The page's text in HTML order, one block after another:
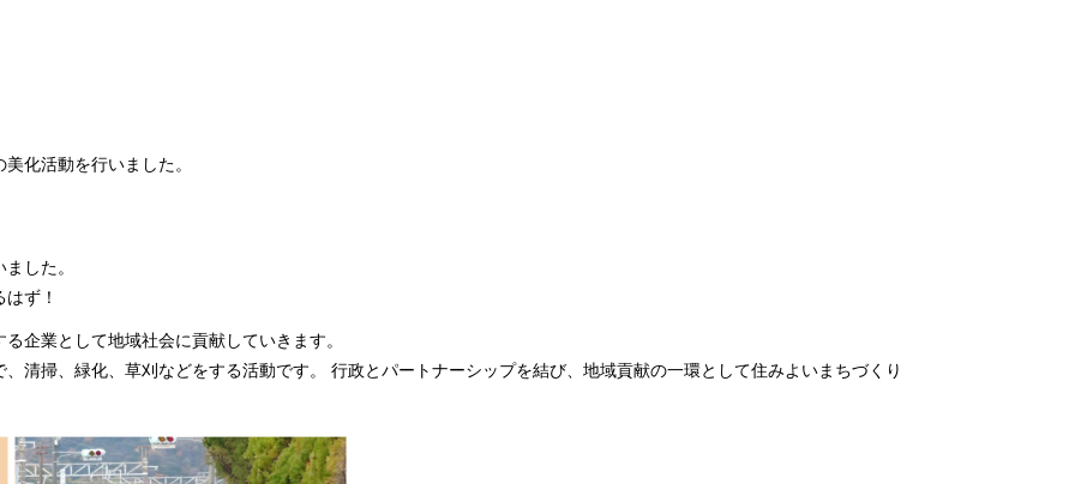
化活動を行いました。
した。
ず！
企業として地域社会に貢献していきます。
清掃、緑化、草刈などをする活動です。 行政とパートナーシップを結び、地域貢献の一環として住みよいまちづくり